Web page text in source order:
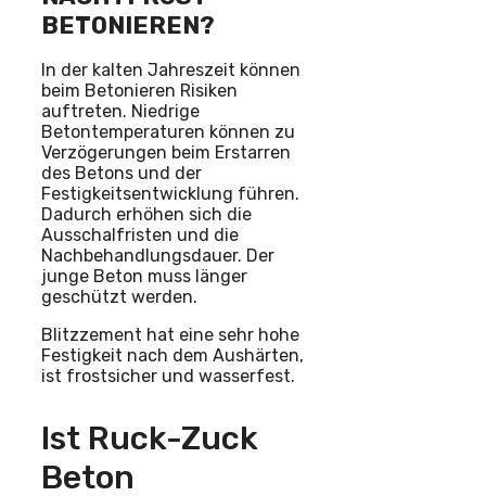
BETONIEREN?
In der kalten Jahreszeit können
beim Betonieren Risiken
auftreten. Niedrige
Betontemperaturen können zu
Verzögerungen beim Erstarren
des Betons und der
Festigkeitsentwicklung führen.
Dadurch erhöhen sich die
Ausschalfristen und die
Nachbehandlungsdauer. Der
junge Beton muss länger
geschützt werden.
Blitzzement hat eine sehr hohe
Festigkeit nach dem Aushärten,
ist frostsicher und wasserfest.
Ist Ruck-Zuck
Beton